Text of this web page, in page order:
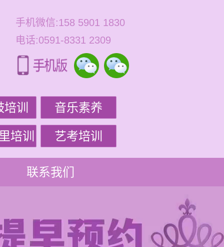
手机微信:158 5901 1830
电话:0591-8331 2309
训 音乐素养
培训 艺考培训
联系我们